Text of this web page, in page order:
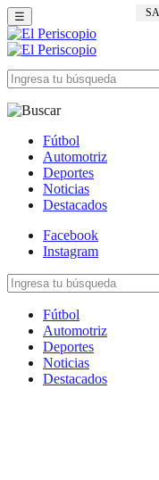
☰
Fútbol
Automotriz
Deportes
Noticias
Destacados
Facebook
Instagram
Fútbol
Automotriz
Deportes
Noticias
Destacados